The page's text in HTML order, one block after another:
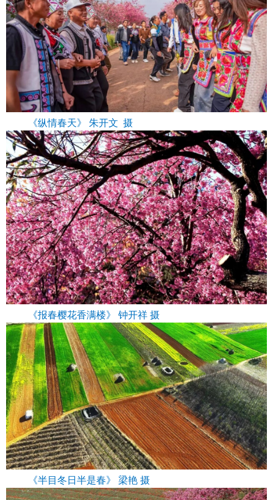
《纵情春天》 朱开文 摄
《报春樱花香满楼》 钟开祥 摄
《半目冬日半是春》 梁艳 摄